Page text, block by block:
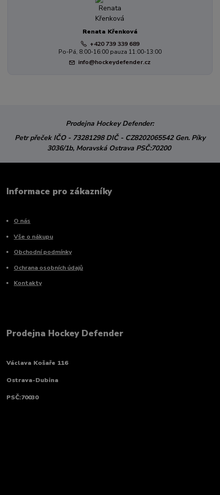
Renata Křenková
+420 739 339 689
Po-Pá, 8:00-16:00 pauza 11:00-13:00
info@hockeydefender.cz
Prodejna Hockey Defender:
Petr přeček IČO - 73281298DIČ - CZ8202065542 Gen. Píky
3036/1b, Moravská Ostrava PSČ:70200
Informace pro zákazníky
O nás
Vše o nákupu
Obchodní podmínky
Ochrana osobních údajů
Kontakty
Prodejna Hockey Defender
Václava Košaře 116
Ostrava-Dubina
PSČ:70030